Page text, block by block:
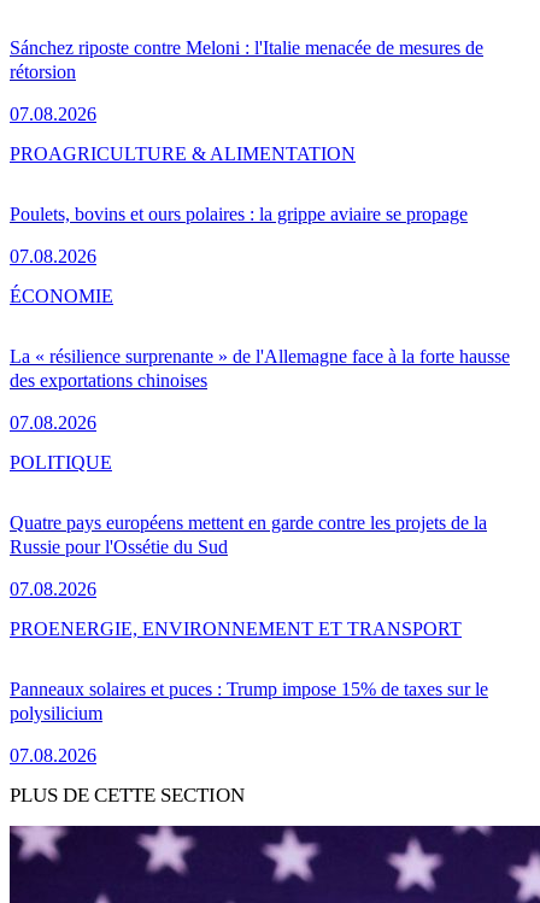
Sánchez riposte contre Meloni : l'Italie menacée de mesures de
rétorsion
07.08.2026
Poulets, bovins et ours polaires : la grippe aviaire se propage
07.08.2026
PROAGRICULTURE & ALIMENTATION
La « résilience surprenante » de l'Allemagne face à la forte hausse
des exportations chinoises
07.08.2026
ÉCONOMIE
Quatre pays européens mettent en garde contre les projets de la
Russie pour l'Ossétie du Sud
07.08.2026
POLITIQUE
Panneaux solaires et puces : Trump impose 15% de taxes sur le
polysilicium
07.08.2026
PROENERGIE, ENVIRONNEMENT ET TRANSPORT
PLUS DE CETTE SECTION